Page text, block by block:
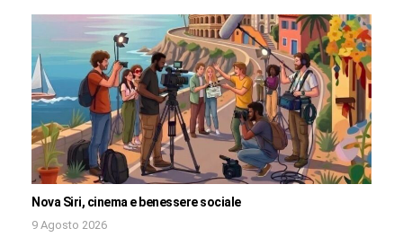
Nova Siri, cinema e benessere sociale
9 Agosto 2026